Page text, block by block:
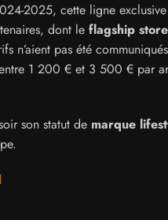
2025, cette ligne
dont le flagship
n’aient pas été
1 200 € et 3 500 € par
son statut de marque